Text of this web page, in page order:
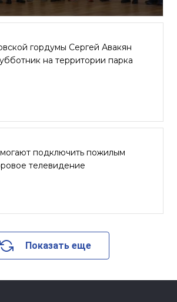
гордумы Сергей Авакян
на территории парка
подключить пожилым
телевидение
Показать еще